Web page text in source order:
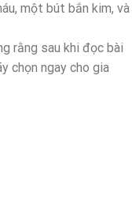
một bút bắn kim, và
rằng sau khi đọc bài
chọn ngay cho gia